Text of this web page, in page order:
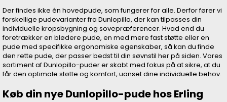
Der findes ikke én hovedpude, som fungerer for alle. Derfor fører vi
forskellige pudevarianter fra Dunlopillo, der kan tilpasses din
individuelle kropsbygning og sovepræferencer. Hvad end du
foretrækker en blødere pude, en med mere fast støtte eller en
pude med specifikke ergonomiske egenskaber, så kan du finde
den rette pude, der passer bedst til din søvnstil her på siden. Vores
sortiment af Dunlopillo-puder er skabt med fokus på at sikre, at du
får den optimale støtte og komfort, uanset dine individuelle behov.
Køb din nye Dunlopillo-pude hos Erling